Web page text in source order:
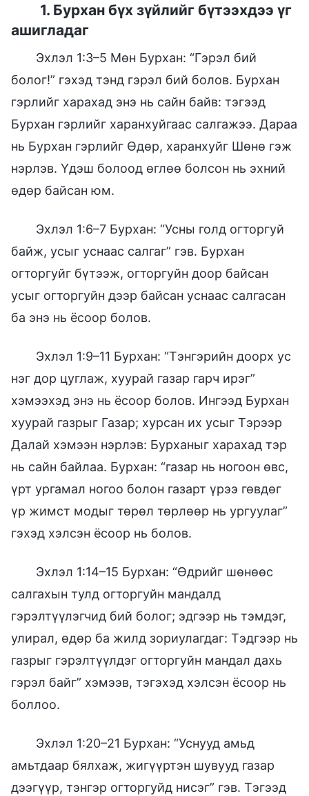
1. Бурхан бүх зүйлийг бүтээхдээ үг
ашигладаг
Эхлэл 1:3–5 Мөн Бурхан: “Гэрэл бий
болог!” гэхэд тэнд гэрэл бий болов. Бурхан
гэрлийг харахад энэ нь сайн байв: тэгээд
Бурхан гэрлийг харанхуйгаас салгажээ. Дараа
нь Бурхан гэрлийг Өдөр, харанхуйг Шөнө гэж
нэрлэв. Үдэш болоод өглөө болсон нь эхний
өдөр байсан юм.
Эхлэл 1:6–7 Бурхан: “Усны голд огторгуй
байж, усыг уснаас салгаг” гэв. Бурхан
огторгуйг бүтээж, огторгуйн доор байсан
усыг огторгуйн дээр байсан уснаас салгасан
ба энэ нь ёсоор болов.
Эхлэл 1:9–11 Бурхан: “Тэнгэрийн доорх ус
нэг дор цуглаж, хуурай газар гарч ирэг”
хэмээхэд энэ нь ёсоор болов. Ингээд Бурхан
хуурай газрыг Газар; хурсан их усыг Тэрээр
Далай хэмээн нэрлэв: Бурханыг харахад тэр
нь сайн байлаа. Бурхан: “газар нь ногоон өвс,
үрт ургамал ногоо болон газарт үрээ гөвдөг
үр жимст модыг төрөл төрлөөр нь ургуулаг”
гэхэд хэлсэн ёсоор нь болов.
Эхлэл 1:14–15 Бурхан: “Өдрийг шөнөөс
салгахын тулд огторгуйн мандалд
гэрэлтүүлэгчид бий болог; эдгээр нь тэмдэг,
улирал, өдөр ба жилд зориулагдаг: Тэдгээр нь
газрыг гэрэлтүүлдэг огторгуйн мандал дахь
гэрэл байг” хэмээв, тэгэхэд хэлсэн ёсоор нь
боллоо.
Эхлэл 1:20–21 Бурхан: “Уснууд амьд
амьтдаар бялхаж, жигүүртэн шувууд газар
дээгүүр, тэнгэр огторгуйд нисэг” гэв. Тэгээд